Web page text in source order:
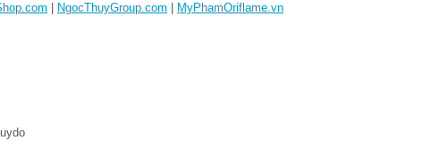
NgocThuyGroup.com MyPhamOriflame.vn